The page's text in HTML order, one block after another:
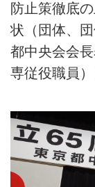
防止策徹底
状（団体、
都中央会会
専従役職員）